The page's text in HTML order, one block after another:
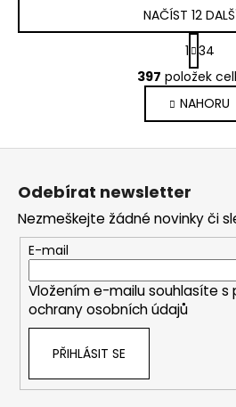
O
v
l
á
d
p
r
v
k
y
NAČÍST 12
S
t
r
á
n
k
o
í
1 34
397 položek
NAHORU
Odebírat newsletter
Nezmeškejte žádné novinky či
E-mail
Vložením e-mailu souhlasíte s
ochrany osobních údajů
PŘIHLÁSIT SE